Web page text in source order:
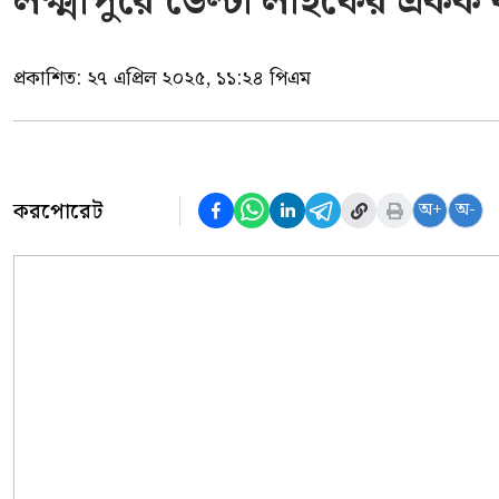
প্রকাশিত: ২৭ এপ্রিল ২০২৫, ১১:২৪ পিএম
করপোরেট অ+ অ-